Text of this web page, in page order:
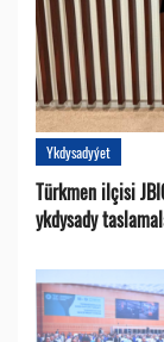
Ykdysadyýet
Türkmen ilçisi
ykdysady